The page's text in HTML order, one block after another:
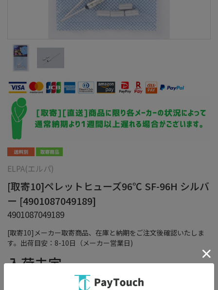
[取寄10]メーカー取寄商品、在庫と納期をご注文後確認いたしま
す。出荷目安：8-10日（メーカー営業日)
ELPA(エルパ)
[取寄10]ペレットヒューズ96℃ SF-96H シルバ
ー [4901087049189]
4901087049189
入荷未定（税込）